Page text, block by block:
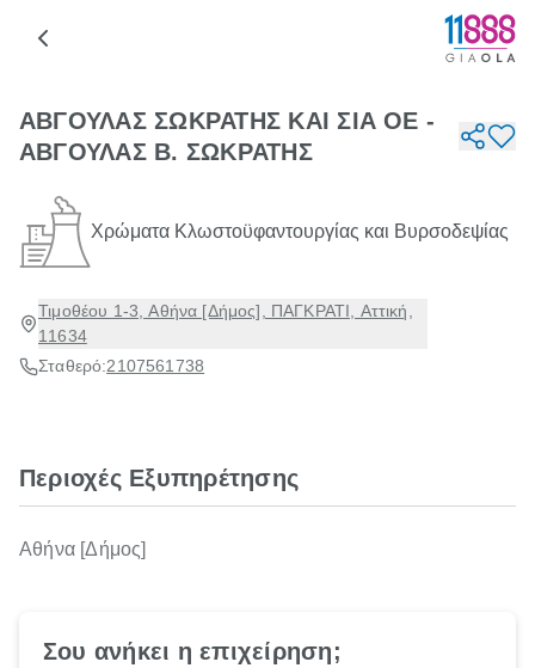
ΑΒΓΟΥΛΑΣ ΣΩΚΡΑΤΗΣ ΚΑΙ ΣΙΑ ΟΕ -
ΑΒΓΟΥΛΑΣ B. ΣΩΚΡΑΤΗΣ
Χρώματα Κλωστοϋφαντουργίας και Βυρσοδεψίας
Τιμοθέου 1-3, Αθήνα [Δήμος], ΠΑΓΚΡΑΤΙ, Αττική,
11634
Σταθερό:2107561738
Περιοχές Εξυπηρέτησης
Αθήνα [Δήμος]
Σου ανήκει η επιχείρηση;